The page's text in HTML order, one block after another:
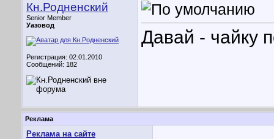
Кн.Родненский
Senior Member
Уазовод
Регистрация: 02.01.2010
Сообщений: 182
Давай - чайку
Реклама
Реклама на сайте